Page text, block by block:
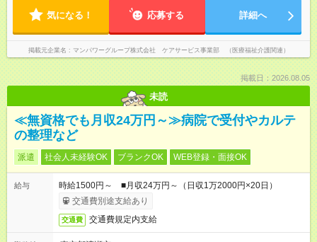
気になる！ 応募する 詳細へ
掲載元企業名 マンパワーグループ株式会社 ケアサービス事業部 （医療福祉介護関連）
掲載日：2026.08.05
未読
≪無資格でも月収24万円～≫病院で受付やカルテ
の整理など
派遣 社会人未経験OK ブランクOK WEB登録・面接OK
給与
時給1500円～ ■月収24万円～（日収1万2000円×20日）
交通費別途支給あり
交通費 交通費規定内支給